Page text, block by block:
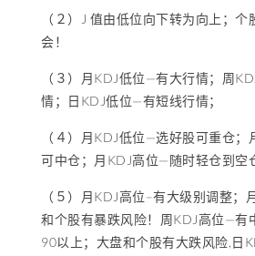
（２）J 值由低位向下转为向上；
会！
（３）月KDJ低位—有大行情；周
情；日KDJ低位—有短线行情；
（４）月KDJ低位—选好股可重仓
可中仓；月KDJ高位—随时轻仓到空
（５）月KDJ高位–有大级别调整；
和个股有暴跌风险！周KDJ高位—有
90以上；大盘和个股有大跌风险,日